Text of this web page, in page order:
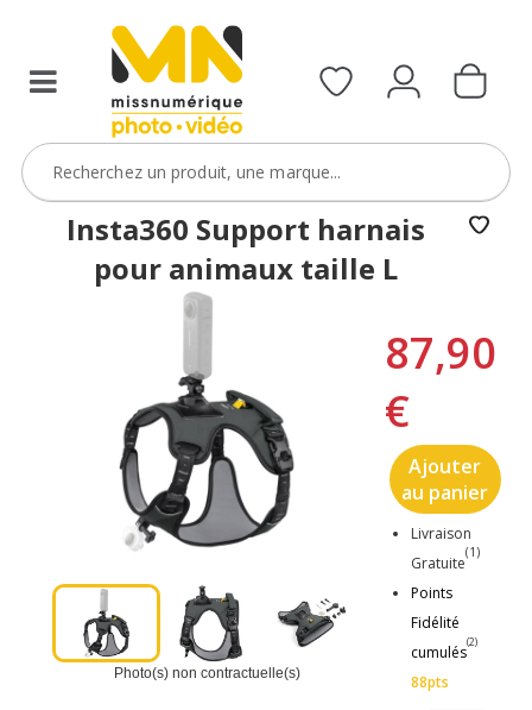
Insta360 Support harnais
pour animaux taille L
Photo(s) non contractuelle(s)
87,90
€
Ajouter
au panier
Livraison
Gratuite
(1)
Points
Fidélité
cumulés
(2)
88pts